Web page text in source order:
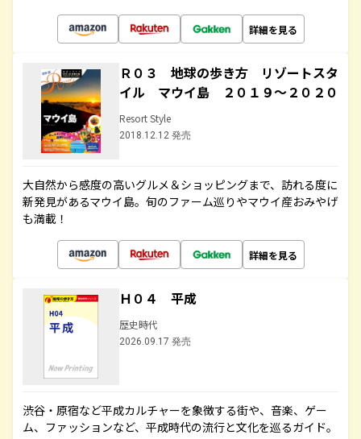
詳細を見る
Ｒ０３ 地球の歩き方 リゾートスタ
イル マウイ島 ２０１９～２０２０
Resort Style
2018.12.12 発売
大自然から感度の高いグルメ＆ショッピングまで、訪れる度に
新発見があるマウイ島。旬のファーム巡りやマウイ産おみやげ
も満載！
詳細を見る
Ｈ０４ 平成
歴史時代
2026.09.17 発売
渋谷・原宿など平成カルチャーを象徴する街や、音楽、ゲー
ム、ファッションなど、平成時代の流行と文化を巡るガイド。